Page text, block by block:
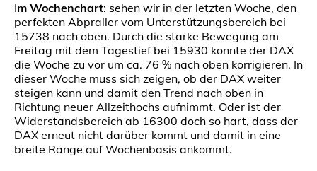
Im Wochenchart: sehen wir in der letzten Woche, den
perfekten Abpraller vom Unterstützungsbereich bei
15738 nach oben. Durch die starke Bewegung am
Freitag mit dem Tagestief bei 15930 konnte der DAX
die Woche zu vor um ca. 76 % nach oben korrigieren. In
dieser Woche muss sich zeigen, ob der DAX weiter
steigen kann und damit den Trend nach oben in
Richtung neuer Allzeithochs aufnimmt. Oder ist der
Widerstandsbereich ab 16300 doch so hart, dass der
DAX erneut nicht darüber kommt und damit in eine
breite Range auf Wochenbasis ankommt.